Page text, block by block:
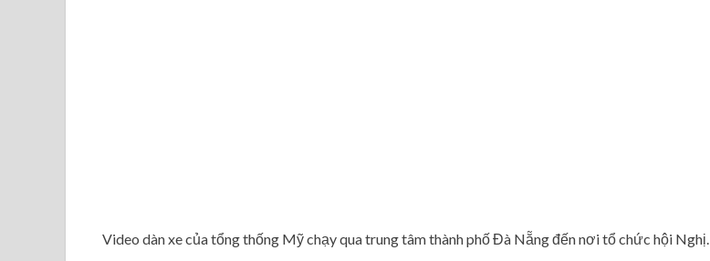
Video dàn xe của tổng thống Mỹ chạy qua trung tâm thành phố Đà Nẵng đến nơi tổ chức hội Nghị.